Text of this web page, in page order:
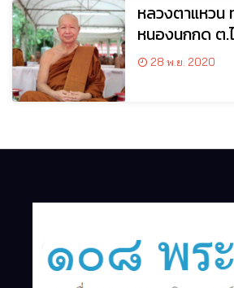
หลวงตาแหวน
หนองนกกด ต.
อ.พังโคน จ.สก
28 พ.ย. 2020